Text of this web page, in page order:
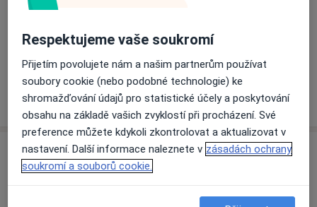
Informace o službách a cenách nejsou k dispozici
Tento specialista ještě nepřidával žádné informace o
svých službách.
Adresa
Respektujeme vaše soukromí
Přijetím povolujete nám a našim partnerům používat
soubory cookie (nebo podobné technologie) ke
shromažďování údajů pro statistické účely a poskytování
obsahu na základě vašich zvyklostí při procházení. Své
preference můžete kdykoli zkontrolovat a aktualizovat v
nastavení. Další informace naleznete v zásadách ochrany
soukromí a souborů cookie.